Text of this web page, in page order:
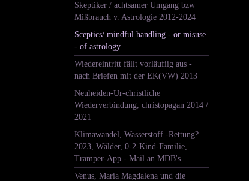
Skeptiker / achtsamer Umgang bzw
Mißbrauch v. Astrologie 2012-2024
Sceptics/ mindful handling - or misuse
- of astrology
Wiedereintritt fällt vorläufiig aus -
nach Briefen mit der EK(VW) 2013
Neuheiden-Ur-christliche
Wiederverbindung, christopagan 2014 /
2021
Klimawandel, Wasserstoff -Rettung?
2023, Wälder, 0-2-Kind-Familie,
Tramper-App - Mail an MDB's
Venus, Maria Magdalena und die